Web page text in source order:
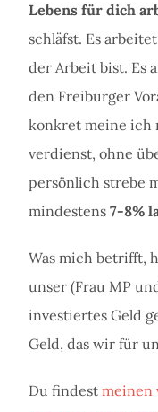
Lebens für dich
schläfst. Es
der Arbeit bist. Es
den Freiburger
konkret meine ich
verdienst, ohne
persönlich strebe
mindestens 7-8%
Was mich betrifft,
unser (Frau MP
investiertes Geld
Geld, das wir für
Du findest meinen